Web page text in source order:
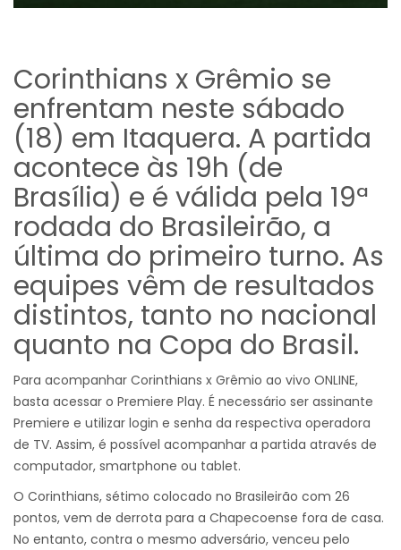
Corinthians x Grêmio se
enfrentam neste sábado
(18) em Itaquera. A partida
acontece às 19h (de
Brasília) e é válida pela 19ª
rodada do Brasileirão, a
última do primeiro turno. As
equipes vêm de resultados
distintos, tanto no nacional
quanto na Copa do Brasil.
Para acompanhar Corinthians x Grêmio ao vivo ONLINE,
basta acessar o Premiere Play. É necessário ser assinante
Premiere e utilizar login e senha da respectiva operadora
de TV. Assim, é possível acompanhar a partida através de
computador, smartphone ou tablet.
O Corinthians, sétimo colocado no Brasileirão com 26
pontos, vem de derrota para a Chapecoense fora de casa.
No entanto, contra o mesmo adversário, venceu pelo